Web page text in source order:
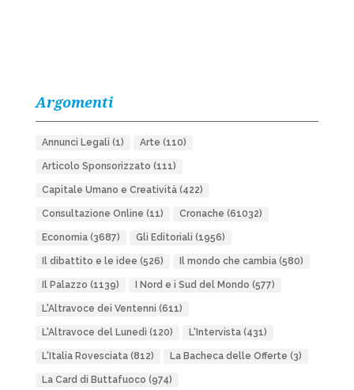
Argomenti
Annunci Legali (1) Arte (110)
Articolo Sponsorizzato (111)
Capitale Umano e Creatività(422)
Consultazione Online (11) Cronache (61032)
Economia(3687) Gli Editoriali (1956)
Il dibattito e le idee (526) Il mondo che cambia(580)
Il Palazzo (1139) I Nord e i Sud del Mondo (577)
L'Altravoce dei Ventenni (611)
L'Altravoce del Lunedì (120) L'Intervista(431)
L'Italia Rovesciata(812) La Bacheca delle Offerte (3)
La Card di Buttafuoco (974)